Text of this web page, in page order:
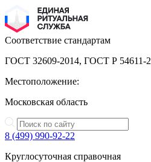
Соответствие стандартам
ГОСТ 32609-2014, ГОСТ Р 54611-
Местоположение:
Московская область
8 (499) 990-92-22
Круглосуточная справочная